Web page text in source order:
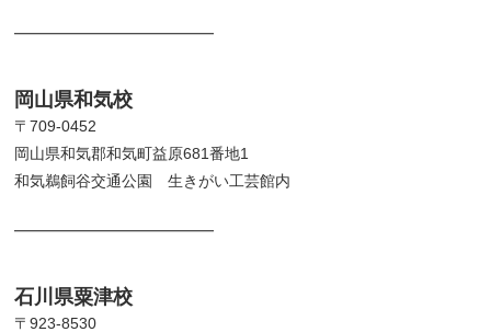
━━━━━━━━━━━━━
岡山県和気校
〒709-0452
岡山県和気郡和気町益原681番地1
和気鵜飼谷交通公園 生きがい工芸館内
━━━━━━━━━━━━━
石川県粟津校
〒923-8530